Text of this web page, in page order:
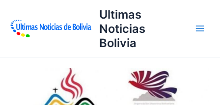
contenido
Ultimas
Noticias
Bolivia